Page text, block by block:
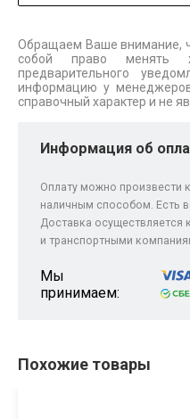
Обращаем Ваше внимание,
собой право менять
предварительного
информацию у
справочный характер и не
Информация об
Оплату можно произвести
наличным способом. Есть
Доставка осуществляется
и транспортными
Мы
принимаем:
Похожие товары